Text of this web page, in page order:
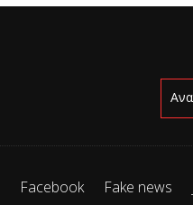
Facebook Fake news